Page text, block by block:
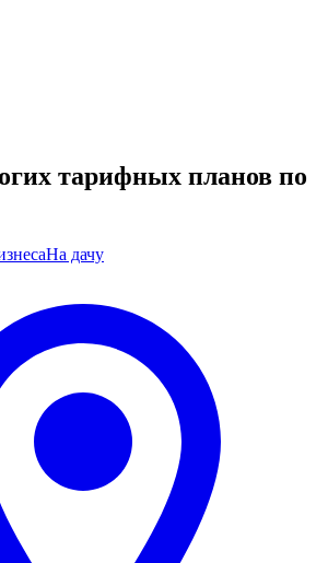
тарифных планов по
На дачу